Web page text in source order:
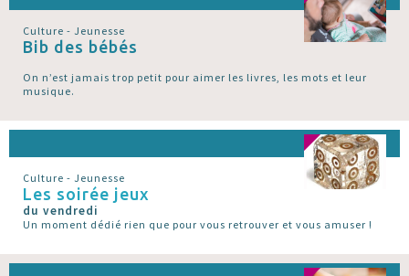
Culture - Jeunesse
Bib des bébés
On n’est jamais trop petit pour aimer les livres, les mots et leur
musique.
Culture - Jeunesse
Les soirée jeux
du vendredi
Un moment dédié rien que pour vous retrouver et vous amuser !